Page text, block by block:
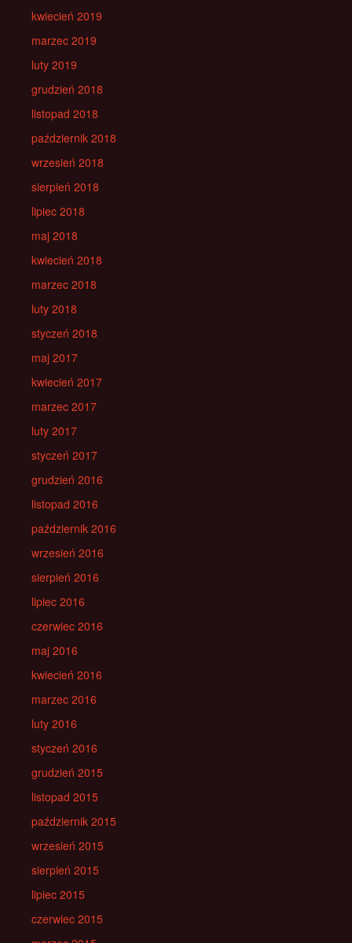
kwiecień 2019
marzec 2019
luty 2019
grudzień 2018
listopad 2018
październik 2018
wrzesień 2018
sierpień 2018
lipiec 2018
maj 2018
kwiecień 2018
marzec 2018
luty 2018
styczeń 2018
maj 2017
kwiecień 2017
marzec 2017
luty 2017
styczeń 2017
grudzień 2016
listopad 2016
październik 2016
wrzesień 2016
sierpień 2016
lipiec 2016
czerwiec 2016
maj 2016
kwiecień 2016
marzec 2016
luty 2016
styczeń 2016
grudzień 2015
listopad 2015
październik 2015
wrzesień 2015
sierpień 2015
lipiec 2015
czerwiec 2015